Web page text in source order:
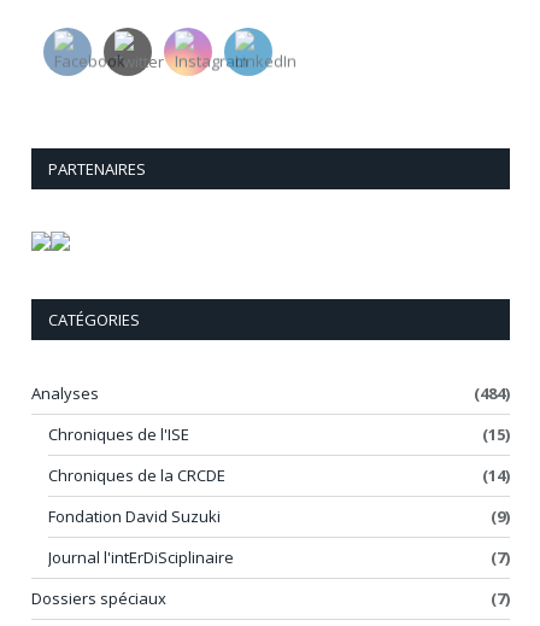
PARTENAIRES
CATÉGORIES
Analyses
(484)
Chroniques de l'ISE
(15)
Chroniques de la CRCDE
(14)
Fondation David Suzuki
(9)
Journal l'intErDiSciplinaire
(7)
Dossiers spéciaux
(7)